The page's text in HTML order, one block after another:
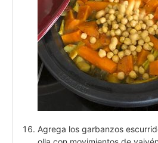
Agrega los garbanzos